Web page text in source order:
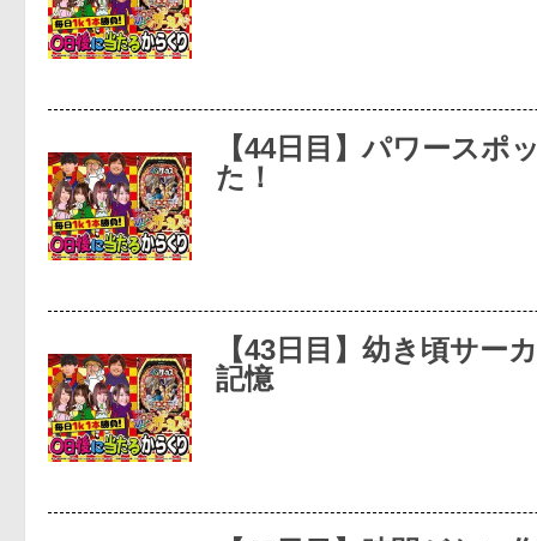
【44日目】パワースポ
た！
【43日目】幼き頃サー
記憶